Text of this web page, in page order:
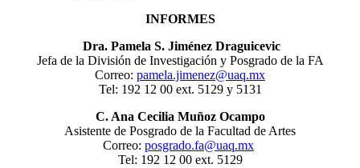
INFORMES
Dra. Pamela S. Jiménez Draguicevic
Jefa de la División de Investigación y Posgrado de la FA
Correo: pamela.jimenez@uaq.mx
Tel: 192 12 00 ext. 5129 y 5131
C. Ana Cecilia Muñoz Ocampo
Asistente de Posgrado de la Facultad de Artes
Correo: posgrado.fa@uaq.mx
Tel: 192 12 00 ext. 5129